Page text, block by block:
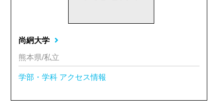
尚絅大学
熊本県/私立
学部・学科 アクセス情報